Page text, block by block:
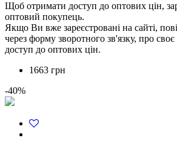
Щоб отримати доступ до оптових цін,
оптовий покупець.
Якщо Ви вже зареєстровані на сайті,
через форму зворотного зв'язку, про
доступ до оптових цін.
1663 грн
-40%